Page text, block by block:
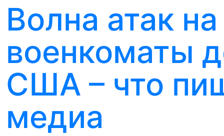
Волна атак
военкоматы
США – что
медиа